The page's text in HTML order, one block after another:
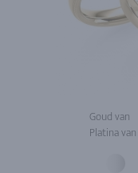
Goud van
Platina van